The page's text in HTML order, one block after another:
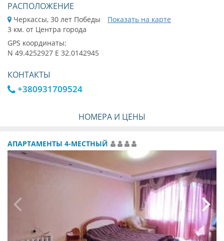
РАСПОЛОЖЕНИЕ
Черкассы, 30 лет Победы
Показать на карте
3 км. от Центра города
GPS координаты:
N 49.4252927 E 32.0142945
КОНТАКТЫ
+380931709524
НОМЕРА И ЦЕНЫ
АПАРТАМЕНТЫ 4-МЕСТНЫЙ